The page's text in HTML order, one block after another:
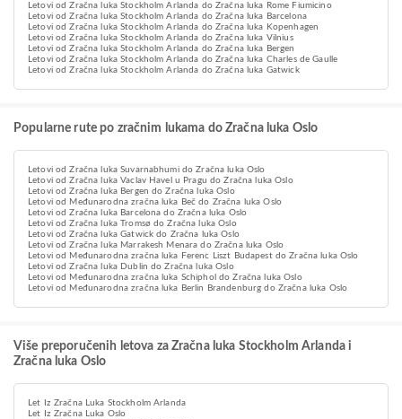
Letovi od Zračna luka Stockholm Arlanda do Zračna luka Rome Fiumicino
Letovi od Zračna luka Stockholm Arlanda do Zračna luka Barcelona
Letovi od Zračna luka Stockholm Arlanda do Zračna luka Kopenhagen
Letovi od Zračna luka Stockholm Arlanda do Zračna luka Vilnius
Letovi od Zračna luka Stockholm Arlanda do Zračna luka Bergen
Letovi od Zračna luka Stockholm Arlanda do Zračna luka Charles de Gaulle
Letovi od Zračna luka Stockholm Arlanda do Zračna luka Gatwick
Popularne rute po zračnim lukama do Zračna luka Oslo
Letovi od Zračna luka Suvarnabhumi do Zračna luka Oslo
Letovi od Zračna luka Vaclav Havel u Pragu do Zračna luka Oslo
Letovi od Zračna luka Bergen do Zračna luka Oslo
Letovi od Međunarodna zračna luka Beč do Zračna luka Oslo
Letovi od Zračna luka Barcelona do Zračna luka Oslo
Letovi od Zračna luka Tromsø do Zračna luka Oslo
Letovi od Zračna luka Gatwick do Zračna luka Oslo
Letovi od Zračna luka Marrakesh Menara do Zračna luka Oslo
Letovi od Međunarodna zračna luka Ferenc Liszt Budapest do Zračna luka Oslo
Letovi od Zračna luka Dublin do Zračna luka Oslo
Letovi od Međunarodna zračna luka Schiphol do Zračna luka Oslo
Letovi od Međunarodna zračna luka Berlin Brandenburg do Zračna luka Oslo
Više preporučenih letova za Zračna luka Stockholm Arlanda i
Zračna luka Oslo
Let Iz Zračna Luka Stockholm Arlanda
Let Iz Zračna Luka Oslo